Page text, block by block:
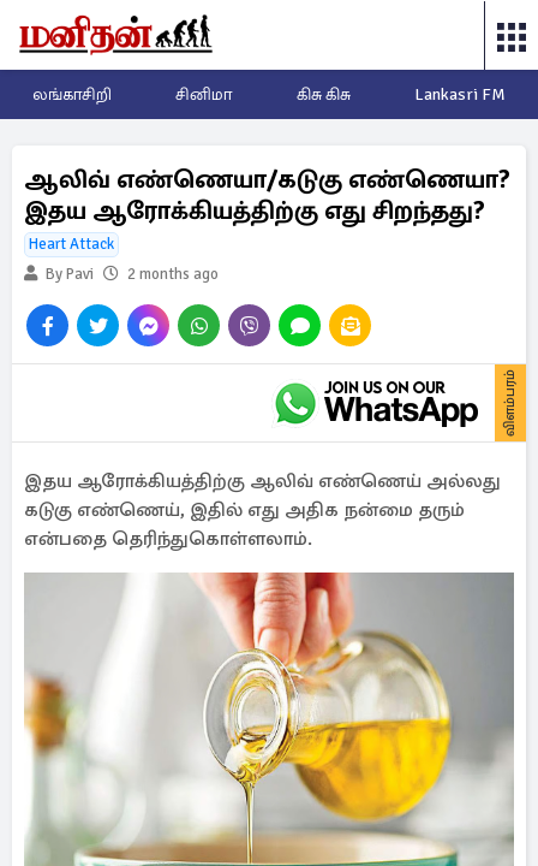
லங்காசிறி சினிமா கிசு கிசு Lankasri FM
ஆலிவ் எண்ணெயா/கடுகு எண்ணெயா?
இதய ஆரோக்கியத்திற்கு எது சிறந்தது?
Heart Attack
By Pavi
2 months ago
விளம்பரம்
இதய ஆரோக்கியத்திற்கு ஆலிவ் எண்ணெய் அல்லது
கடுகு எண்ணெய், இதில் எது அதிக நன்மை தரும்
என்பதை தெரிந்துகொள்ளலாம்.